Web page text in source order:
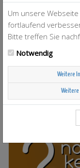
T-Berry
Scandinavian
Um unsere
fortlaufend
Bitte treffen Sie
Notwendig
Weitere
Weitere